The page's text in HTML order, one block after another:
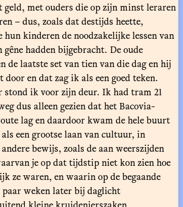
met ouders die op zijn minst leraren
– dus, zoals dat destijds heette,
hun kinderen de noodzakelijke lessen van
gêne hadden bijgebracht. De oude
de laatste set van tien van die dag en hij
door en dat zag ik als een goed teken.
stond ik voor zijn deur. Ik had tram 21
dus alleen gezien dat het Bacovia-
lag en daardoor kwam de hele buurt
een grootse laan van cultuur, in
bewijs, zoals de aan weerszijden
je op dat tijdstip niet kon zien hoe
ze waren, en waarin op de begaande
paar weken later bij daglicht